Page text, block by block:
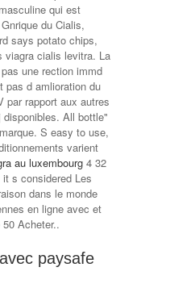
qui est
du Cialis,
says potato chips,
viagra cialis levitra. La
une rection immd
pas d amlioration du
par rapport aux autres
All bottle"
S easy to use,
varient
au luxembourg 4 32
s considered Les
dans le monde
en ligne avec et
Acheter..
paysafe